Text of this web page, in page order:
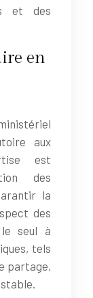
et des
en
aux
est
des
la
des
seul à
tels
partage,